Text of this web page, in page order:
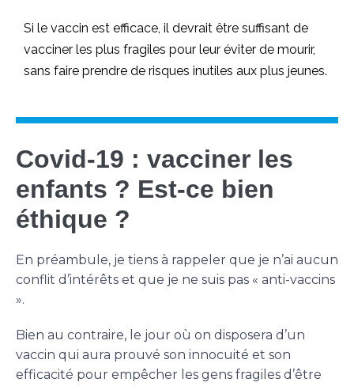
Si le vaccin est efficace, il devrait être suffisant de
vacciner les plus fragiles pour leur éviter de mourir,
sans faire prendre de risques inutiles aux plus jeunes.
Covid-19 : vacciner les
enfants ? Est-ce bien
éthique ?
En préambule, je tiens à rappeler que je n’ai aucun
conflit d’intérêts et que je ne suis pas « anti-vaccins
».
Bien au contraire, le jour où on disposera d’un
vaccin qui aura prouvé son innocuité et son
efficacité pour empêcher les gens fragiles d’être